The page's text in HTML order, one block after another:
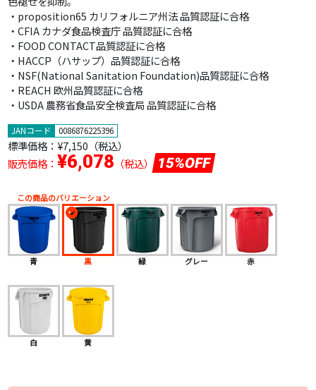
・proposition65 カリフォルニア州法 品質認証に合格
・CFIA カナダ食品検査庁 品質認証に合格
・FOOD CONTACT品質認証に合格
・HACCP（ハサップ）品質認証に合格
・NSF(National Sanitation Foundation)品質認証に合格
・REACH 欧州品質認証に合格
・USDA 農務省食品安全検査局 品質認証に合格
JANコード 0086876225396
標準価格： ¥7,150（税込）
販売価格： ¥6,078 （税込） 15%OFF
この商品のバリエーション
青 黒 緑 グレー 赤
白 黄